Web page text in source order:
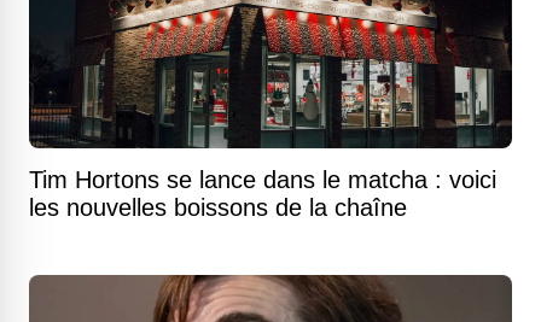
Tim Hortons se lance dans le matcha : voici
les nouvelles boissons de la chaîne